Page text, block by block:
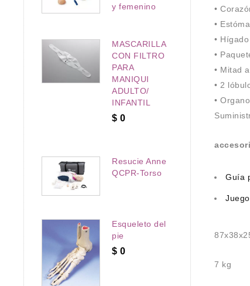
y femenino
MASCARILLA
CON FILTRO
PARA
MANIQUI
ADULTO/
INFANTIL
$ 0
Resucie Anne
QCPR-Torso
Esqueleto del
pie
$ 0
•
•
•
•
• Mitad
• 2
•
Guía
7 kg